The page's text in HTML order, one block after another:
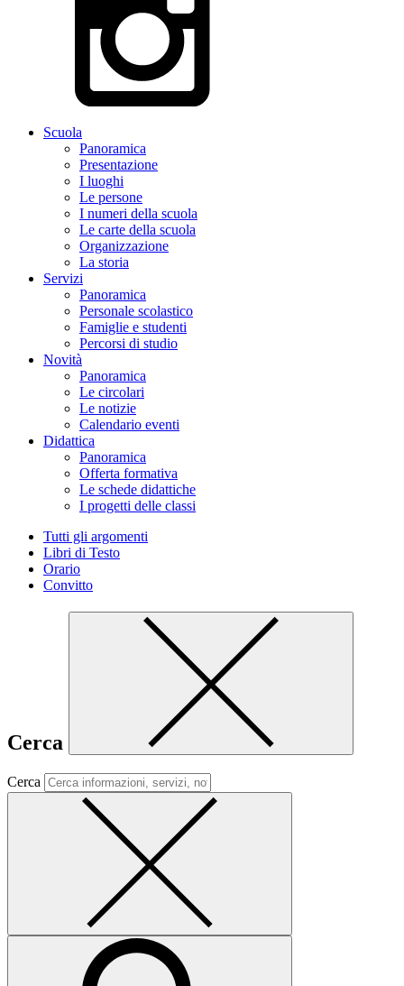
Scuola
Panoramica
Presentazione
I luoghi
Le persone
I numeri della scuola
Le carte della scuola
Organizzazione
La storia
Servizi
Panoramica
Personale scolastico
Famiglie e studenti
Percorsi di studio
Novità
Panoramica
Le circolari
Le notizie
Calendario eventi
Didattica
Panoramica
Offerta formativa
Le schede didattiche
I progetti delle classi
Tutti gli argomenti
Libri di Testo
Orario
Convitto
Cerca
Cerca